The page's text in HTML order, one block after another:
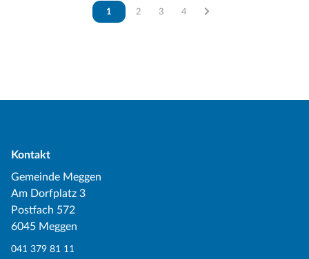
Vous êtes sur la page
1 Vous êtes sur la page
2 Vous êtes sur la page
3 Vous êtes sur la page
4
Kontakt
Gemeinde Meggen
Am Dorfplatz 3
Postfach 572
6045 Meggen
041 379 81 11